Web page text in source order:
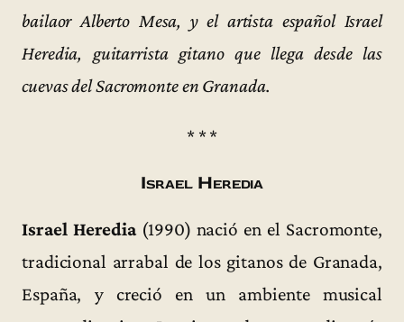
bailaor Alberto Mesa, y el artista español Israel
Heredia, guitarrista gitano que llega desde las
cuevas del Sacromonte en Granada.
* * *
Israel Heredia
Israel Heredia(1990) nació en el Sacromonte,
tradicional arrabal de los gitanos de Granada,
España, y creció en un ambiente musical